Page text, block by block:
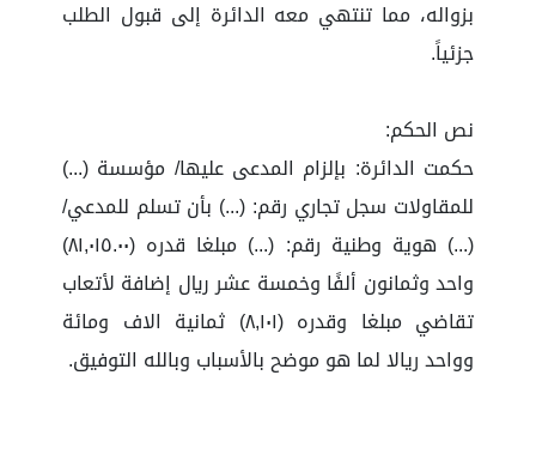
بزواله، مما تنتهي معه الدائرة إلى قبول الطلب
جزئياً.
نص الحكم:
حكمت الدائرة: بإلزام المدعى عليها/ مؤسسة (...)
للمقاولات سجل تجاري رقم: (...) بأن تسلم للمدعي/
(...) هوية وطنية رقم: (...) مبلغا قدره (٨١,٠١٥.٠٠)
واحد وثمانون ألفًا وخمسة عشر ريال إضافة لأتعاب
تقاضي مبلغا وقدره (٨,١٠١) ثمانية الاف ومائة
وواحد ريالا لما هو موضح بالأسباب وبالله التوفيق.